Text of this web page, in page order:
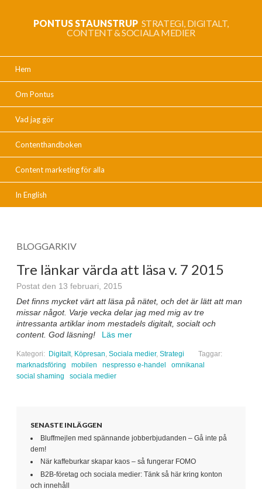
PONTUS STAUNSTRUP STRATEGI, DIGITALT,
CONTENT & SOCIALA MEDIER
Hem
Om Pontus
Vad jag gör
Contenthandboken
Content marketing för alla
In English
BLOGGARKIV
Tre länkar värda att läsa v. 7 2015
Postat den 13 februari, 2015
Det finns mycket värt att läsa på nätet, och det är lätt att man
missar något. Varje vecka delar jag med mig av tre
intressanta artiklar inom mestadels digitalt, socialt och
content. God läsning!
Läs mer
Kategori: Digitalt, Köpresan Sociala medier, Strategi
Taggar:
marknadsföring
mobilen nespresso e-handel
omnikanal
social shaming
sociala medier
SENASTE INLÄGGEN
Bluffmejlen med spännande jobberbjudanden – Gå inte på
dem!
När kaffeburkar skapar kaos – så fungerar FOMO
B2B-företag och sociala medier: Tänk så här kring konton
och innehåll